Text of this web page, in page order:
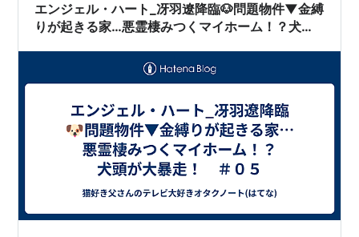
エンジェル・ハート_冴羽遼降臨🐶問題物件▼金縛
りが起きる家…悪霊棲みつくマイホーム！？犬頭